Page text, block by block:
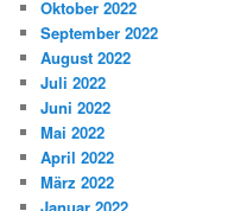
Oktober 2022
September 2022
August 2022
Juli 2022
Juni 2022
Mai 2022
April 2022
März 2022